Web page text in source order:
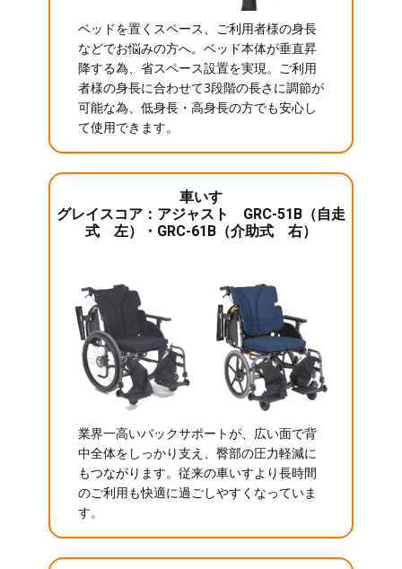
ベッドを置くスペース、ご利用者様の身長
などでお悩みの方へ。ベッド本体が垂直昇
降する為、省スペース設置を実現。ご利用
者様の身長に合わせて3段階の長さに調節が
可能な為、低身長・高身長の方でも安心し
て使用できます。
車いす
グレイスコア：アジャスト GRC-51B（自走
式 左）・GRC-61B（介助式 右）
業界一高いバックサポートが、広い面で背
中全体をしっかり支え、臀部の圧力軽減に
もつながります。従来の車いすより長時間
のご利用も快適に過ごしやすくなっていま
す。